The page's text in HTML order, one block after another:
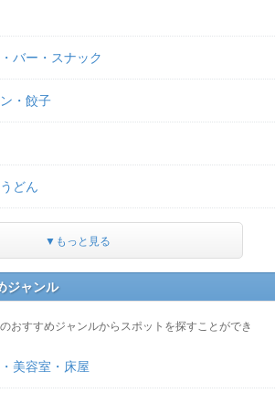
バー・スナック
・餃子
どん
▼もっと見る
ジャンル
おすすめジャンルからスポットを探すことができ
美容室・床屋